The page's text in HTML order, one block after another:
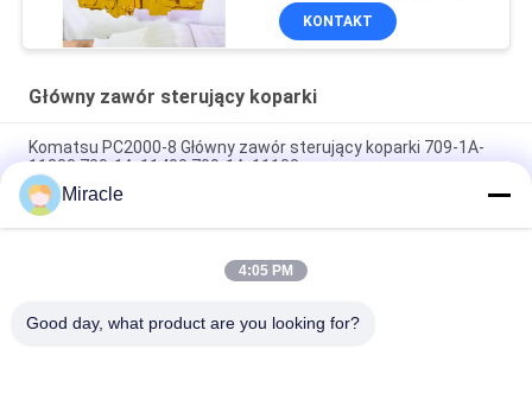
KONTAKT
Główny zawór sterujący koparki
Komatsu PC2000-8 Główny zawór sterujący koparki 709-1A-
11300 709-1A-11400 709-1A-11100
PC160LC-7 PC160-7 Wynęgarka z zawórami sterującymi
Komatsu, 723-57-16100 Główne części wykopalni
VOE14541591 Główny zawór sterujący koparki dla Volvo
Miracle
4:05 PM
Good day, what product are you looking for?